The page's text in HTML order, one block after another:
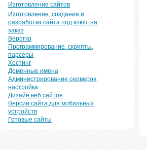
Изготовление сайтов
Изготовление, создание и
разработка сайта под ключ, на
заказ
Верстка
Программирование, скрипты,
парсеры
Хостинг
Доменные имена
Администрирование серверов,
настройка
Дизайн веб сайтов
Версии сайта для мобильных
устройств
Готовые сайты